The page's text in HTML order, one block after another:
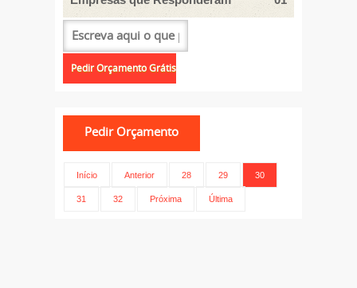
Início Anterior 28 29 30
31 32 Próxima Última